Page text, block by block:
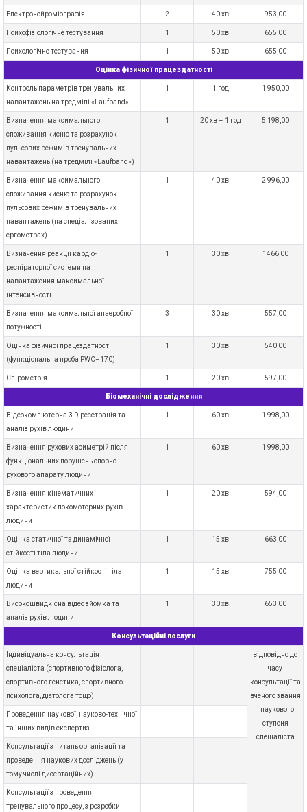
Електронейроміографія 2 40 хв 953,00
Психофізіологічне тестування 1 50 хв 655,00
Психологічне тестування 1 50 хв 655,00
Оцінка фізичної працездатності
Контроль параметрів тренувальних
навантажень на тредмілі «Laufband»
1 1 год 1 950,00
Визначення максимального
споживання кисню та розрахунок
пульсових режимів тренувальних
навантажень (на тредмілі «Laufband»)
1 20 хв – 1 год 5 198,00
Визначення максимального
споживання кисню та розрахунок
пульсових режимів тренувальних
навантажень (на спеціалізованих
ергометрах)
1 40 хв 2 996,00
Визначення реакції кардіо-
респіраторної системи на
навантаження максимальної
інтенсивності
1 30 хв 1466,00
Визначення максимальної анаеробної
потужності
3 30 хв 557,00
Оцінка фізичної працездатності
(функціональна проба PWC–170)
1 30 хв 540,00
Спірометрія 1 20 хв 597,00
Біомеханічні дослідження
Відеокомп’ютерна 3 D реєстрація та
аналіз рухів людини
1 60 хв 1 998,00
Визначення рухових асиметрій після
функціональних порушень опорно-
рухового апарату людини
1 60 хв 1 998,00
Визначення кінематичних
характеристик локомоторних рухів
людини
1 20 хв 594,00
Оцінка статичної та динамічної
стійкості тіла людини
1 15 хв 663,00
Оцінка вертикальної стійкості тіла
людини
1 15 хв 755,00
Високошвидкісна відео зйомка та
аналіз рухів людини
1 30 хв 653,00
Консультаційні послуги
Індивідуальна консультація
спеціаліста (спортивного фізіолога,
спортивного генетика, спортивного
психолога, дієтолога тощо)
відповідно до
часу
консультації та
вченого звання
і наукового
ступеня
спеціаліста
Проведення наукової, науково-технічної
та інших видів експертиз
Консультації з питань організації та
проведення наукових досліджень (у
тому числі дисертаційних)
Консультації з проведення
тренувального процесу, з розробки